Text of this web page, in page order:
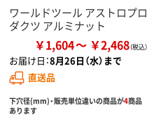
ワールドツール アストロプロ
ダクツ アルミナット
￥1,604 ￥2,468
お届け日：8月26日（水）まで
直送品
下穴径(mm)・販売単位違いの商品が4商品
あります